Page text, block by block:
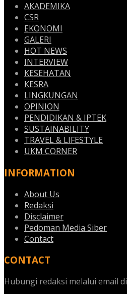
AKADEMIKA
CSR
EKONOMI
GALERI
HOT NEWS
INTERVIEW
KESEHATAN
KESRA
LINGKUNGAN
OPINION
PENDIDIKAN & IPTEK
SUSTAINABILITY
TRAVEL & LIFESTYLE
UKM CORNER
INFORMATION
About Us
Redaksi
Disclaimer
Pedoman Media Siber
Contact
CONTACT
Hubungi redaksi melalui email